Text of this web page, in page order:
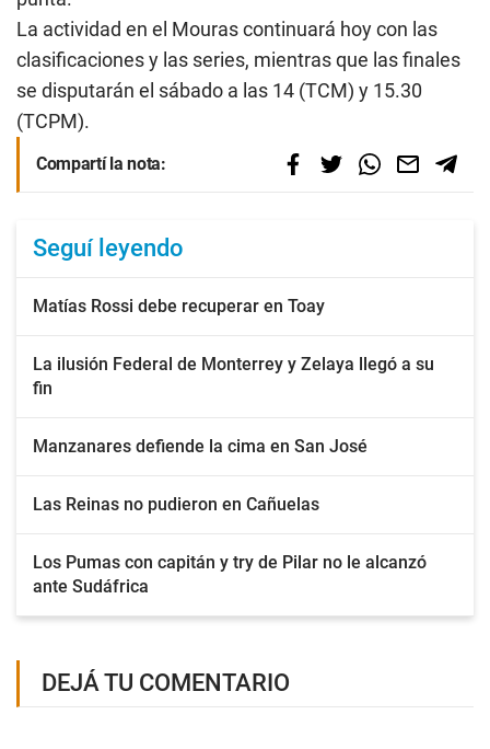
La actividad en el Mouras continuará hoy con las
clasificaciones y las series, mientras que las finales
se disputarán el sábado a las 14 (TCM) y 15.30
(TCPM).
Compartí la nota:
Seguí leyendo
Matías Rossi debe recuperar en Toay
La ilusión Federal de Monterrey y Zelaya llegó a su
fin
Manzanares defiende la cima en San José
Las Reinas no pudieron en Cañuelas
Los Pumas con capitán y try de Pilar no le alcanzó
ante Sudáfrica
DEJÁ TU COMENTARIO